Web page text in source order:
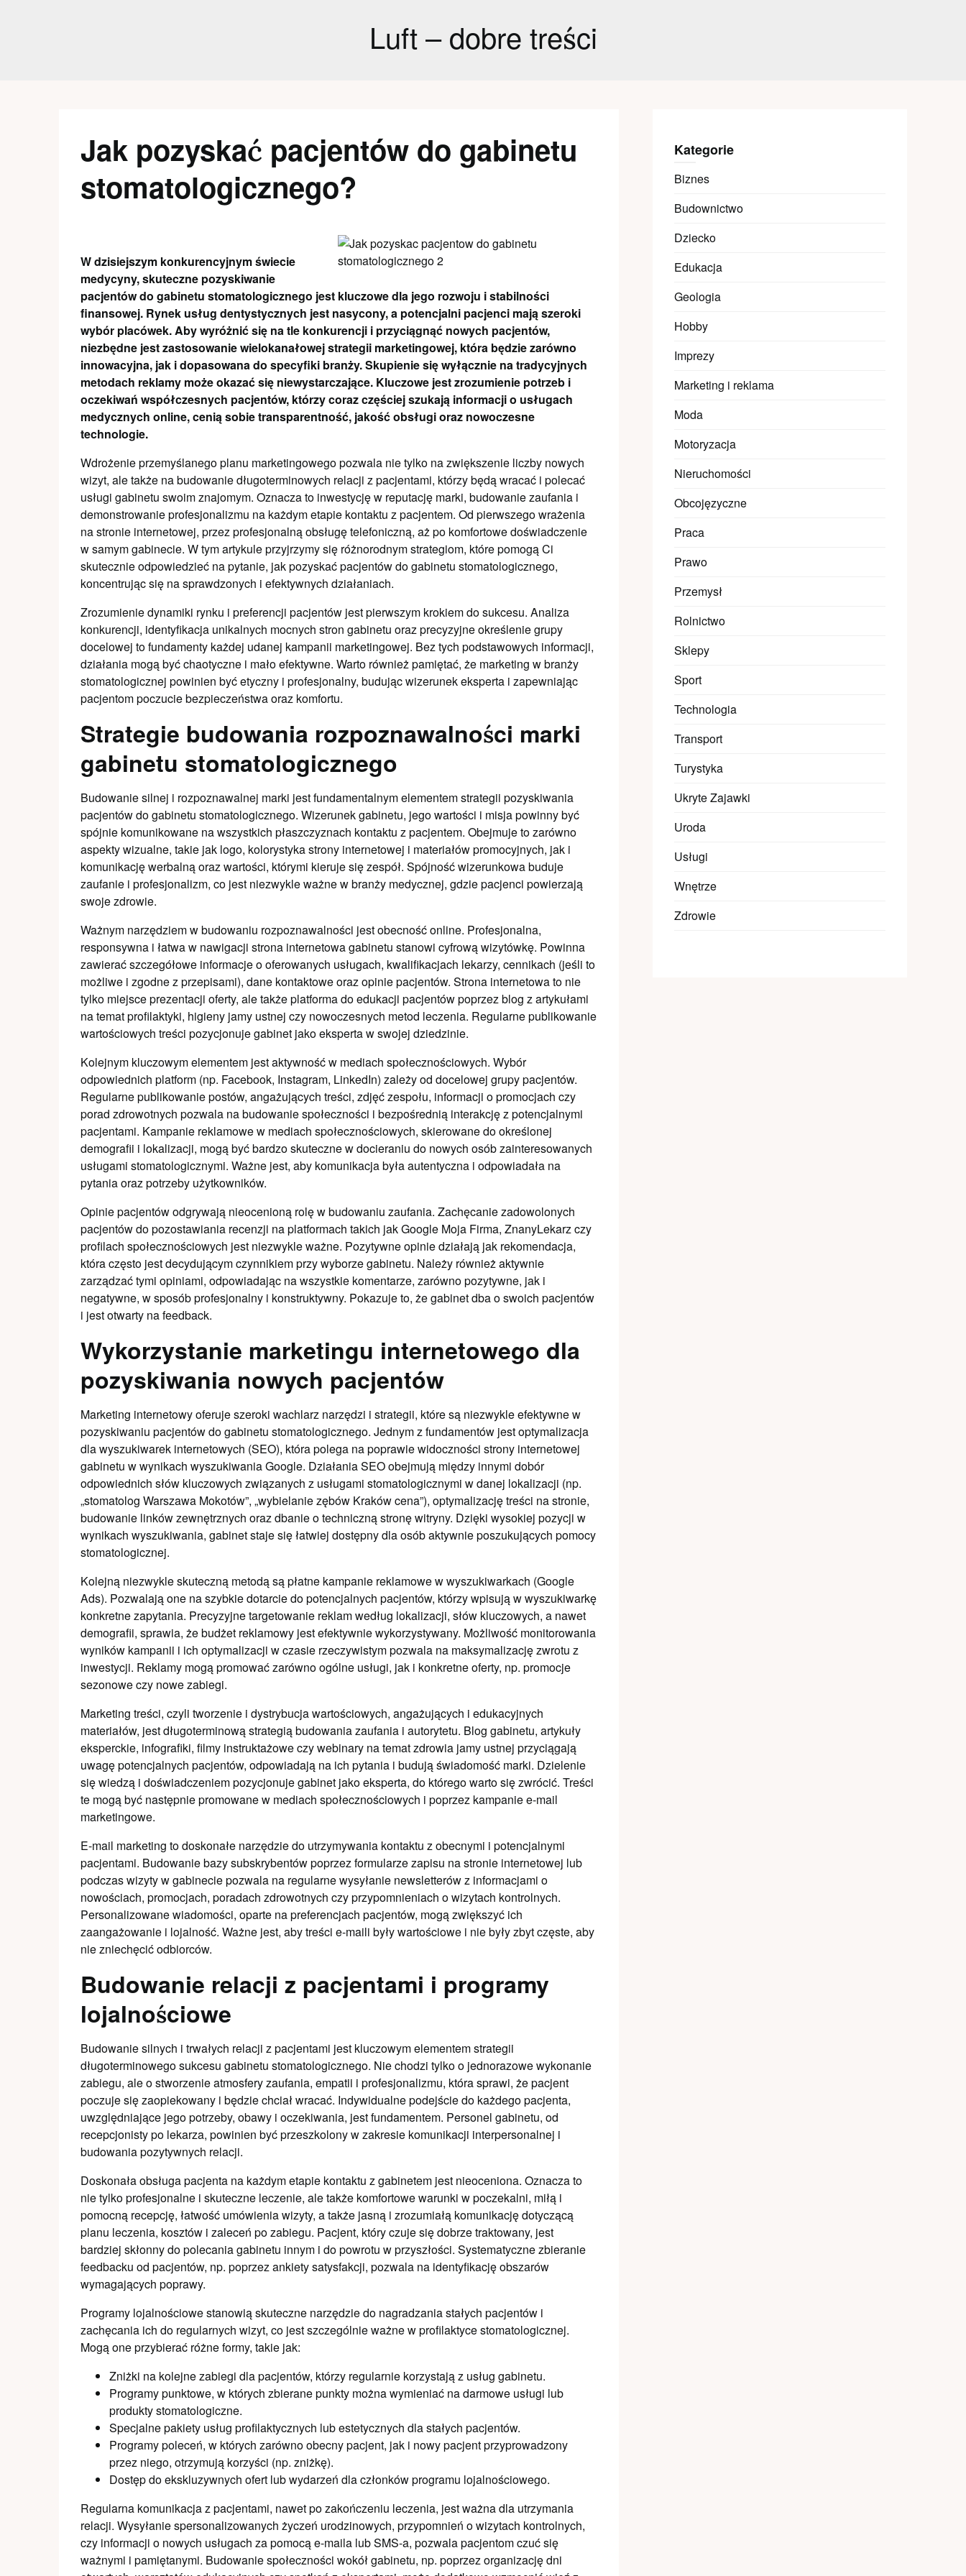
Luft – dobre treści
Jak pozyskać pacjentów do gabinetu
stomatologicznego?
W dzisiejszym konkurencyjnym świecie
medycyny, skuteczne pozyskiwanie
pacjentów do gabinetu stomatologicznego jest kluczowe dla jego rozwoju i stabilności
finansowej. Rynek usług dentystycznych jest nasycony, a potencjalni pacjenci mają szeroki
wybór placówek. Aby wyróżnić się na tle konkurencji i przyciągnąć nowych pacjentów,
niezbędne jest zastosowanie wielokanałowej strategii marketingowej, która będzie zarówno
innowacyjna, jak i dopasowana do specyfiki branży. Skupienie się wyłącznie na tradycyjnych
metodach reklamy może okazać się niewystarczające. Kluczowe jest zrozumienie potrzeb i
oczekiwań współczesnych pacjentów, którzy coraz częściej szukają informacji o usługach
medycznych online, cenią sobie transparentność, jakość obsługi oraz nowoczesne
technologie.
Wdrożenie przemyślanego planu marketingowego pozwala nie tylko na zwiększenie liczby nowych
wizyt, ale także na budowanie długoterminowych relacji z pacjentami, którzy będą wracać i polecać
usługi gabinetu swoim znajomym. Oznacza to inwestycję w reputację marki, budowanie zaufania i
demonstrowanie profesjonalizmu na każdym etapie kontaktu z pacjentem. Od pierwszego wrażenia
na stronie internetowej, przez profesjonalną obsługę telefoniczną, aż po komfortowe doświadczenie
w samym gabinecie. W tym artykule przyjrzymy się różnorodnym strategiom, które pomogą Ci
skutecznie odpowiedzieć na pytanie, jak pozyskać pacjentów do gabinetu stomatologicznego,
koncentrując się na sprawdzonych i efektywnych działaniach.
Zrozumienie dynamiki rynku i preferencji pacjentów jest pierwszym krokiem do sukcesu. Analiza
konkurencji, identyfikacja unikalnych mocnych stron gabinetu oraz precyzyjne określenie grupy
docelowej to fundamenty każdej udanej kampanii marketingowej. Bez tych podstawowych informacji,
działania mogą być chaotyczne i mało efektywne. Warto również pamiętać, że marketing w branży
stomatologicznej powinien być etyczny i profesjonalny, budując wizerunek eksperta i zapewniając
pacjentom poczucie bezpieczeństwa oraz komfortu.
Strategie budowania rozpoznawalności marki
gabinetu stomatologicznego
Budowanie silnej i rozpoznawalnej marki jest fundamentalnym elementem strategii pozyskiwania
pacjentów do gabinetu stomatologicznego. Wizerunek gabinetu, jego wartości i misja powinny być
spójnie komunikowane na wszystkich płaszczyznach kontaktu z pacjentem. Obejmuje to zarówno
aspekty wizualne, takie jak logo, kolorystyka strony internetowej i materiałów promocyjnych, jak i
komunikację werbalną oraz wartości, którymi kieruje się zespół. Spójność wizerunkowa buduje
zaufanie i profesjonalizm, co jest niezwykle ważne w branży medycznej, gdzie pacjenci powierzają
swoje zdrowie.
Ważnym narzędziem w budowaniu rozpoznawalności jest obecność online. Profesjonalna,
responsywna i łatwa w nawigacji strona internetowa gabinetu stanowi cyfrową wizytówkę. Powinna
zawierać szczegółowe informacje o oferowanych usługach, kwalifikacjach lekarzy, cennikach (jeśli to
możliwe i zgodne z przepisami), dane kontaktowe oraz opinie pacjentów. Strona internetowa to nie
tylko miejsce prezentacji oferty, ale także platforma do edukacji pacjentów poprzez blog z artykułami
na temat profilaktyki, higieny jamy ustnej czy nowoczesnych metod leczenia. Regularne publikowanie
wartościowych treści pozycjonuje gabinet jako eksperta w swojej dziedzinie.
Kolejnym kluczowym elementem jest aktywność w mediach społecznościowych. Wybór
odpowiednich platform (np. Facebook, Instagram, LinkedIn) zależy od docelowej grupy pacjentów.
Regularne publikowanie postów, angażujących treści, zdjęć zespołu, informacji o promocjach czy
porad zdrowotnych pozwala na budowanie społeczności i bezpośrednią interakcję z potencjalnymi
pacjentami. Kampanie reklamowe w mediach społecznościowych, skierowane do określonej
demografii i lokalizacji, mogą być bardzo skuteczne w docieraniu do nowych osób zainteresowanych
usługami stomatologicznymi. Ważne jest, aby komunikacja była autentyczna i odpowiadała na
pytania oraz potrzeby użytkowników.
Opinie pacjentów odgrywają nieocenioną rolę w budowaniu zaufania. Zachęcanie zadowolonych
pacjentów do pozostawiania recenzji na platformach takich jak Google Moja Firma, ZnanyLekarz czy
profilach społecznościowych jest niezwykle ważne. Pozytywne opinie działają jak rekomendacja,
która często jest decydującym czynnikiem przy wyborze gabinetu. Należy również aktywnie
zarządzać tymi opiniami, odpowiadając na wszystkie komentarze, zarówno pozytywne, jak i
negatywne, w sposób profesjonalny i konstruktywny. Pokazuje to, że gabinet dba o swoich pacjentów
i jest otwarty na feedback.
Wykorzystanie marketingu internetowego dla
pozyskiwania nowych pacjentów
Marketing internetowy oferuje szeroki wachlarz narzędzi i strategii, które są niezwykle efektywne w
pozyskiwaniu pacjentów do gabinetu stomatologicznego. Jednym z fundamentów jest optymalizacja
dla wyszukiwarek internetowych (SEO), która polega na poprawie widoczności strony internetowej
gabinetu w wynikach wyszukiwania Google. Działania SEO obejmują między innymi dobór
odpowiednich słów kluczowych związanych z usługami stomatologicznymi w danej lokalizacji (np.
„stomatolog Warszawa Mokotów”, „wybielanie zębów Kraków cena”), optymalizację treści na stronie,
budowanie linków zewnętrznych oraz dbanie o techniczną stronę witryny. Dzięki wysokiej pozycji w
wynikach wyszukiwania, gabinet staje się łatwiej dostępny dla osób aktywnie poszukujących pomocy
stomatologicznej.
Kolejną niezwykle skuteczną metodą są płatne kampanie reklamowe w wyszukiwarkach (Google
Ads). Pozwalają one na szybkie dotarcie do potencjalnych pacjentów, którzy wpisują w wyszukiwarkę
konkretne zapytania. Precyzyjne targetowanie reklam według lokalizacji, słów kluczowych, a nawet
demografii, sprawia, że budżet reklamowy jest efektywnie wykorzystywany. Możliwość monitorowania
wyników kampanii i ich optymalizacji w czasie rzeczywistym pozwala na maksymalizację zwrotu z
inwestycji. Reklamy mogą promować zarówno ogólne usługi, jak i konkretne oferty, np. promocje
sezonowe czy nowe zabiegi.
Marketing treści, czyli tworzenie i dystrybucja wartościowych, angażujących i edukacyjnych
materiałów, jest długoterminową strategią budowania zaufania i autorytetu. Blog gabinetu, artykuły
eksperckie, infografiki, filmy instruktażowe czy webinary na temat zdrowia jamy ustnej przyciągają
uwagę potencjalnych pacjentów, odpowiadają na ich pytania i budują świadomość marki. Dzielenie
się wiedzą i doświadczeniem pozycjonuje gabinet jako eksperta, do którego warto się zwrócić. Treści
te mogą być następnie promowane w mediach społecznościowych i poprzez kampanie e-mail
marketingowe.
E-mail marketing to doskonałe narzędzie do utrzymywania kontaktu z obecnymi i potencjalnymi
pacjentami. Budowanie bazy subskrybentów poprzez formularze zapisu na stronie internetowej lub
podczas wizyty w gabinecie pozwala na regularne wysyłanie newsletterów z informacjami o
nowościach, promocjach, poradach zdrowotnych czy przypomnieniach o wizytach kontrolnych.
Personalizowane wiadomości, oparte na preferencjach pacjentów, mogą zwiększyć ich
zaangażowanie i lojalność. Ważne jest, aby treści e-maili były wartościowe i nie były zbyt częste, aby
nie zniechęcić odbiorców.
Budowanie relacji z pacjentami i programy
lojalnościowe
Budowanie silnych i trwałych relacji z pacjentami jest kluczowym elementem strategii
długoterminowego sukcesu gabinetu stomatologicznego. Nie chodzi tylko o jednorazowe wykonanie
zabiegu, ale o stworzenie atmosfery zaufania, empatii i profesjonalizmu, która sprawi, że pacjent
poczuje się zaopiekowany i będzie chciał wracać. Indywidualne podejście do każdego pacjenta,
uwzględniające jego potrzeby, obawy i oczekiwania, jest fundamentem. Personel gabinetu, od
recepcjonisty po lekarza, powinien być przeszkolony w zakresie komunikacji interpersonalnej i
budowania pozytywnych relacji.
Doskonała obsługa pacjenta na każdym etapie kontaktu z gabinetem jest nieoceniona. Oznacza to
nie tylko profesjonalne i skuteczne leczenie, ale także komfortowe warunki w poczekalni, miłą i
pomocną recepcję, łatwość umówienia wizyty, a także jasną i zrozumiałą komunikację dotyczącą
planu leczenia, kosztów i zaleceń po zabiegu. Pacjent, który czuje się dobrze traktowany, jest
bardziej skłonny do polecania gabinetu innym i do powrotu w przyszłości. Systematyczne zbieranie
feedbacku od pacjentów, np. poprzez ankiety satysfakcji, pozwala na identyfikację obszarów
wymagających poprawy.
Programy lojalnościowe stanowią skuteczne narzędzie do nagradzania stałych pacjentów i
zachęcania ich do regularnych wizyt, co jest szczególnie ważne w profilaktyce stomatologicznej.
Mogą one przybierać różne formy, takie jak:
Zniżki na kolejne zabiegi dla pacjentów, którzy regularnie korzystają z usług gabinetu.
Programy punktowe, w których zbierane punkty można wymieniać na darmowe usługi lub
produkty stomatologiczne.
Specjalne pakiety usług profilaktycznych lub estetycznych dla stałych pacjentów.
Programy poleceń, w których zarówno obecny pacjent, jak i nowy pacjent przyprowadzony
przez niego, otrzymują korzyści (np. zniżkę).
Dostęp do ekskluzywnych ofert lub wydarzeń dla członków programu lojalnościowego.
Regularna komunikacja z pacjentami, nawet po zakończeniu leczenia, jest ważna dla utrzymania
relacji. Wysyłanie spersonalizowanych życzeń urodzinowych, przypomnień o wizytach kontrolnych,
czy informacji o nowych usługach za pomocą e-maila lub SMS-a, pozwala pacjentom czuć się
ważnymi i pamiętanymi. Budowanie społeczności wokół gabinetu, np. poprzez organizację dni
Kategorie
Biznes
Budownictwo
Dziecko
Edukacja
Geologia
Hobby
Imprezy
Marketing i reklama
Moda
Motoryzacja
Nieruchomości
Obcojęzyczne
Praca
Prawo
Przemysł
Rolnictwo
Sklepy
Sport
Technologia
Transport
Turystyka
Ukryte Zajawki
Uroda
Usługi
Wnętrze
Zdrowie